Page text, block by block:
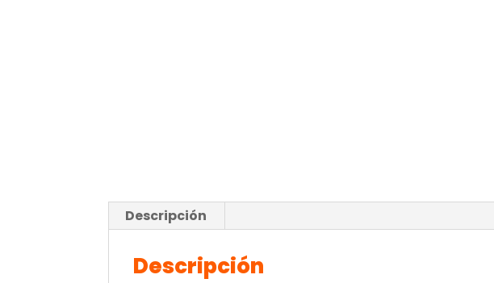
Descripción
Descripción